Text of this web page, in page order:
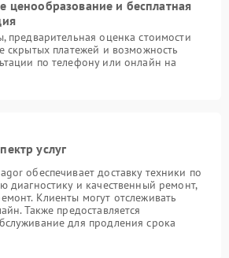
ценообразование и бесплатная
предварительная оценка стоимости
скрытых платежей и возможность
по телефону или онлайн на
услуг
обеспечивает доставку техники по
диагностику и качественный ремонт,
Клиенты могут отслеживать
Также предоставляется
для продления срока